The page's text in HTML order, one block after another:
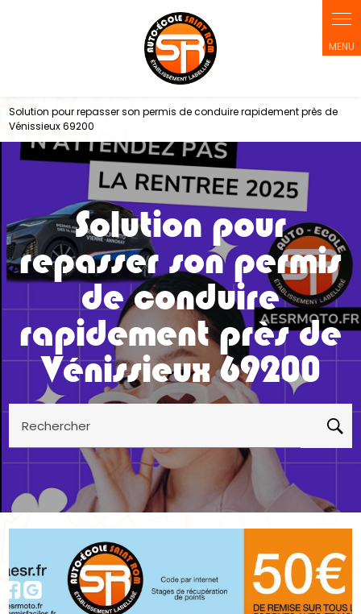
Solution pour repasser son permis de conduire rapidement près de
Vénissieux 69200
Solution pour
repasser son permis
de conduire
rapidement près de
Vénissieux 69200
Rechercher
Panneau de gestion des cookies